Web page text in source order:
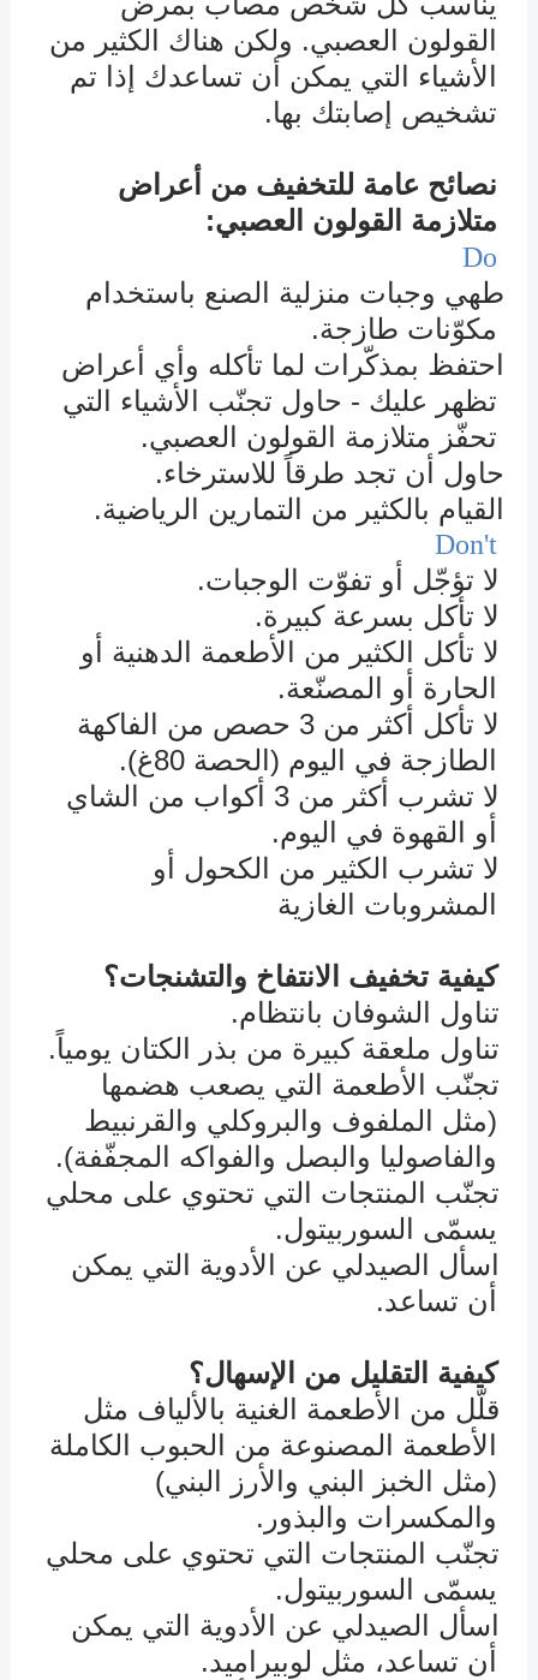
القولون العصبي. ولكن هناك الكثير من
الأشياء التي يمكن أن تساعدك إذا تم
تشخيص إصابتك بها.
نصائح عامة للتخفيف من أعراض
متلازمة القولون العصبي:
Do
طهي وجبات منزلية الصنع باستخدام
مكوّنات طازجة.
احتفظ بمذكّرات لما تأكله وأي أعراض
تظهر عليك - حاول تجنّب الأشياء التي
تحفّز متلازمة القولون العصبي.
حاول أن تجد طرقاً للاسترخاء.
القيام بالكثير من التمارين الرياضية.
Don't
لا تؤجّل أو تفوّت الوجبات.
لا تأكل بسرعة كبيرة.
لا تأكل الكثير من الأطعمة الدهنية أو
الحارة أو المصنّعة.
لا تأكل أكثر من 3 حصص من الفاكهة
الطازجة في اليوم (الحصة 80غ).
لا تشرب أكثر من 3 أكواب من الشاي
أو القهوة في اليوم.
لا تشرب الكثير من الكحول أو
المشروبات الغازية
كيفية تخفيف الانتفاخ والتشنجات؟
تناول الشوفان بانتظام.
تناول ملعقة كبيرة من بذر الكتان يومياً.
تجنّب الأطعمة التي يصعب هضمها
(مثل الملفوف والبروكلي والقرنبيط
والفاصوليا والبصل والفواكه المجفّفة).
تجنّب المنتجات التي تحتوي على محلي
يسمّى السوربيتول.
اسأل الصيدلي عن الأدوية التي يمكن
أن تساعد.
كيفية التقليل من الإسهال؟
قلّل من الأطعمة الغنية بالألياف مثل
الأطعمة المصنوعة من الحبوب الكاملة
(مثل الخبز البني والأرز البني)
والمكسرات والبذور.
تجنّب المنتجات التي تحتوي على محلي
يسمّى السوربيتول.
اسأل الصيدلي عن الأدوية التي يمكن
أن تساعد، مثل لوبيراميد.